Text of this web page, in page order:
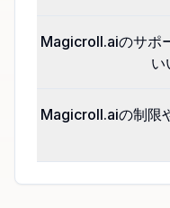
Magicroll.aiのサポ
い
Magicroll.aiの制限